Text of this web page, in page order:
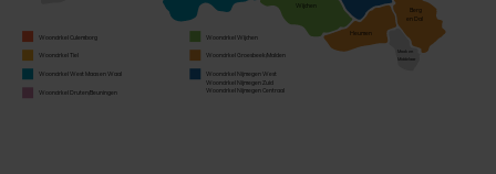
Berg
en Dal
Heumen
Wijchen
Mook en
Middelaar
Wooncirkel Culemborg
Wooncirkel Tiel
Wooncirkel West Maas en Waal
Wooncirkel Druten/Beuningen
Wooncirkel Wijchen
Wooncirkel Groesbeek/Malden
Wooncirkel Nijmegen West
Wooncirkel Nijmegen Zuid
Wooncirkel Nijmegen Centraal